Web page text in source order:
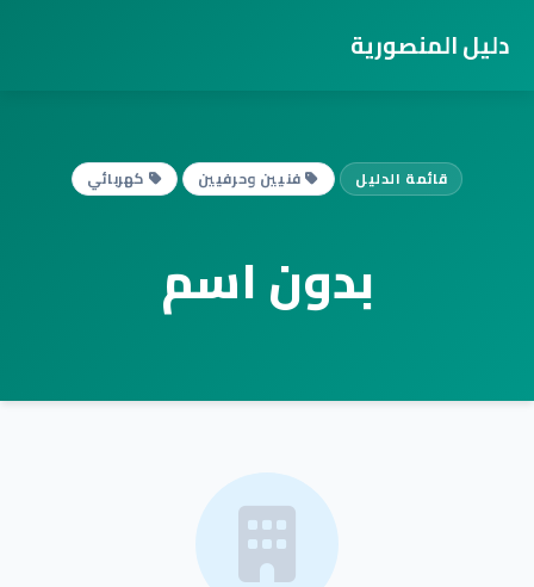
دليل المنصورية
قائمة الدليل فنيين وحرفيين كهربائي
بدون اسم